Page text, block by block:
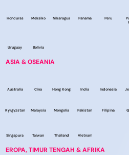
Honduras Meksiko Nikaragua Panama Peru
Uruguay Bolivia
ASIA & OSEANIA
Australia Cina Hong Kong India Indonesia
Kyrgyzstan Malaysia Mongolia Pakistan Filipina
Singapura Taiwan Thailand Vietnam
EROPA, TIMUR TENGAH & AFRIKA